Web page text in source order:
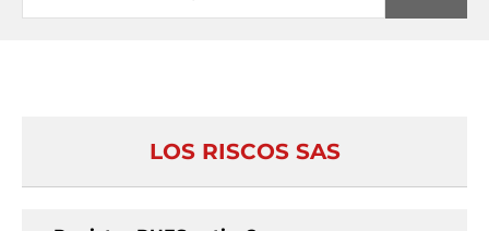
LOS RISCOS SAS